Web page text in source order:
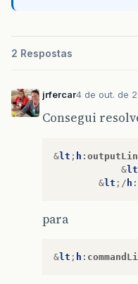
2 Respostas
jrfercar4 de out. de
Consegui
&lt ; h :
&lt
&lt ;/ h :
para
&lt ; h :